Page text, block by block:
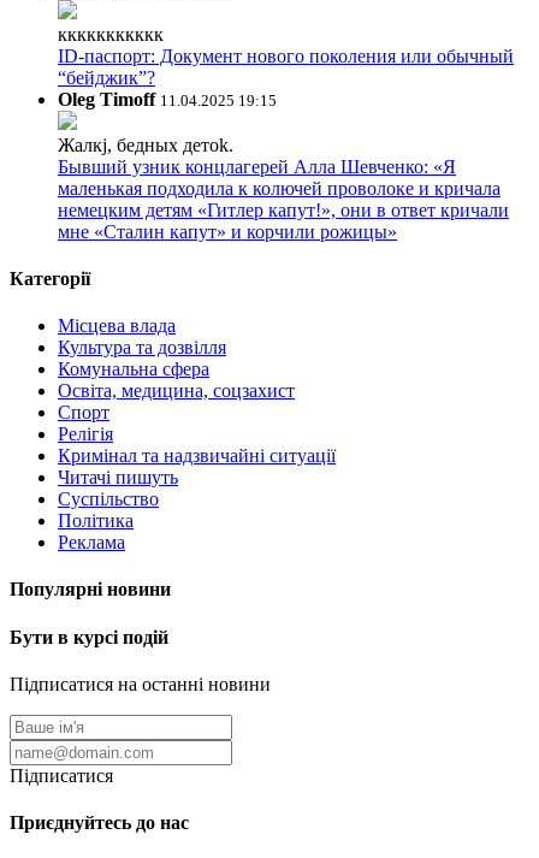
ккккккккккк
ID-паспорт: Документ нового поколения или обычный
“бейджик”?
Oleg Timoff 11.04.2025 19:15
Жалкj, бедных детok.
Бывший узник концлагерей Алла Шевченко: «Я
маленькая подходила к колючей проволоке и кричала
немецким детям «Гитлер капут!», они в ответ кричали
мне «Сталин капут» и корчили рожицы»
Категорії
Місцева влада
Культура та дозвілля
Комунальна сфера
Освіта, медицина, соцзахист
Спорт
Релігія
Кримінал та надзвичайні ситуації
Читачі пишуть
Суспільство
Політика
Реклама
Популярні новини
Бути в курсі подій
Підписатися на останні новини
Підписатися
Приєднуйтесь до нас